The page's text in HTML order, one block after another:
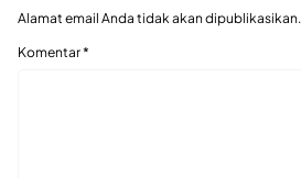
Alamat email Anda tidak akan dipublikasikan.
Komentar*